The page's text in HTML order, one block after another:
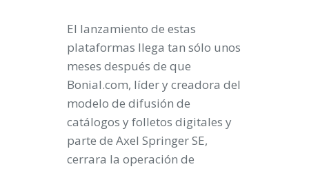
El lanzamiento de estas
plataformas llega tan sólo unos
meses después de que
Bonial.com, líder y creadora del
modelo de difusión de
catálogos y folletos digitales y
parte de Axel Springer SE,
cerrara la operación de